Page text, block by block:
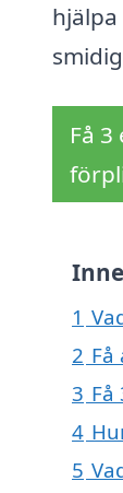
Få
1
2
3
4
5